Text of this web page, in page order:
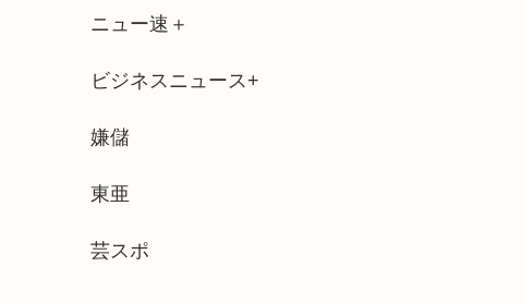
ニュー速＋
ビジネスニュース+
嫌儲
東亜
芸スポ